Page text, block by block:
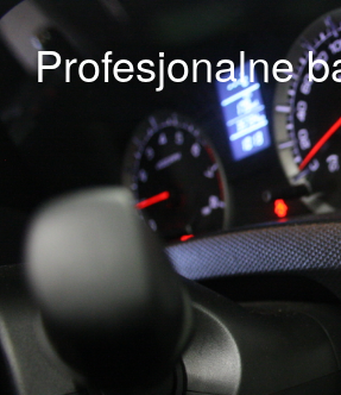
Profesjonalne